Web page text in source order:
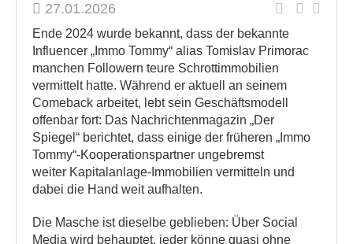
27.01.2026
Ende 2024 wurde bekannt, dass der bekannte
Influencer „Immo Tommy“ alias Tomislav Primorac
manchen Followern teure Schrottimmobilien
vermittelt hatte. Während er aktuell an seinem
Comeback arbeitet, lebt sein Geschäftsmodell
offenbar fort: Das Nachrichtenmagazin „Der
Spiegel“ berichtet, dass einige der früheren „Immo
Tommy“-Kooperationspartner ungebremst
weiter Kapitalanlage-Immobilien vermitteln und
dabei die Hand weit aufhalten.
Die Masche ist dieselbe geblieben: Über Social
Media wird behauptet, jeder könne quasi ohne